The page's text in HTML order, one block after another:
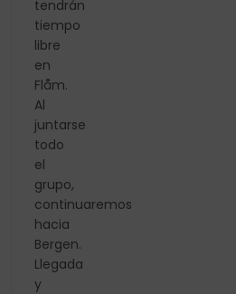
tendrán
tiempo
libre
en
Flåm.
Al
juntarse
todo
el
grupo,
continuaremos
hacia
Bergen.
Llegada
y